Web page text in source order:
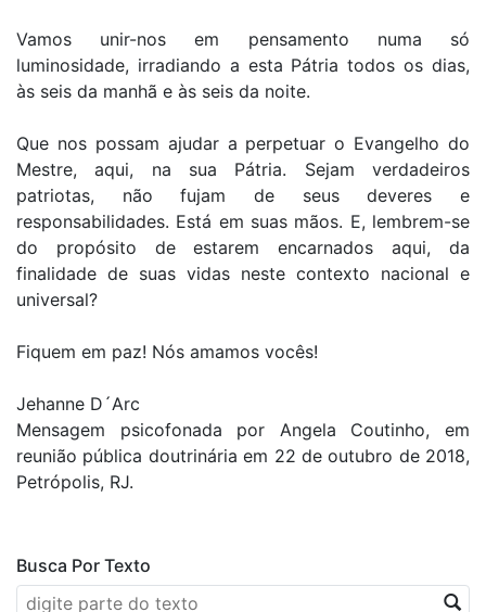
Vamos unir-nos em pensamento numa só
luminosidade, irradiando a esta Pátria todos os dias,
às seis da manhã e às seis da noite.
Que nos possam ajudar a perpetuar o Evangelho do
Mestre, aqui, na sua Pátria. Sejam verdadeiros
patriotas, não fujam de seus deveres e
responsabilidades. Está em suas mãos. E, lembrem-se
do propósito de estarem encarnados aqui, da
finalidade de suas vidas neste contexto nacional e
universal?
Fiquem em paz! Nós amamos vocês!
Jehanne D´Arc
Mensagem psicofonada por Angela Coutinho, em
reunião pública doutrinária em 22 de outubro de 2018,
Petrópolis, RJ.
Busca Por Texto